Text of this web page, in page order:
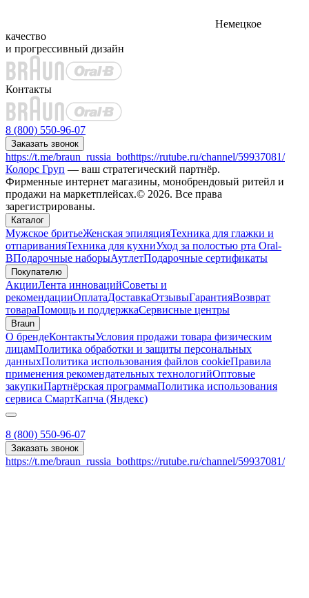
Немецкое
качество
и прогрессивный дизайн
Контакты
8 (800) 550-96-07
Заказать звонок
https://t.me/braun_russia_bothttps://rutube.ru/channel/59937081/
Колорс Груп — ваш стратегический партнёр.
Фирменные интернет магазины, монобрендовый ритейл и
продажи на маркетплейсах.© 2026. Все права
зарегистрированы.
Каталог
Мужское бритьеЖенская эпиляцияТехника для глажки и
отпариванияТехника для кухниУход за полостью рта Oral-
BПодарочные наборыАутлетПодарочные сертификаты
Покупателю
АкцииЛента инновацийСоветы и
рекомендацииОплатаДоставкаОтзывыГарантияВозврат
товараПомощь и поддержкаСервисные центры
Braun
О брендеКонтактыУсловия продажи товара физическим
лицамПолитика обработки и защиты персональных
данныхПолитика использования файлов cookieПравила
применения рекомендательных технологийОптовые
закупкиПартнёрская программаПолитика использования
сервиса СмартКапча (Яндекс)
8 (800) 550-96-07
Заказать звонок
https://t.me/braun_russia_bothttps://rutube.ru/channel/59937081/